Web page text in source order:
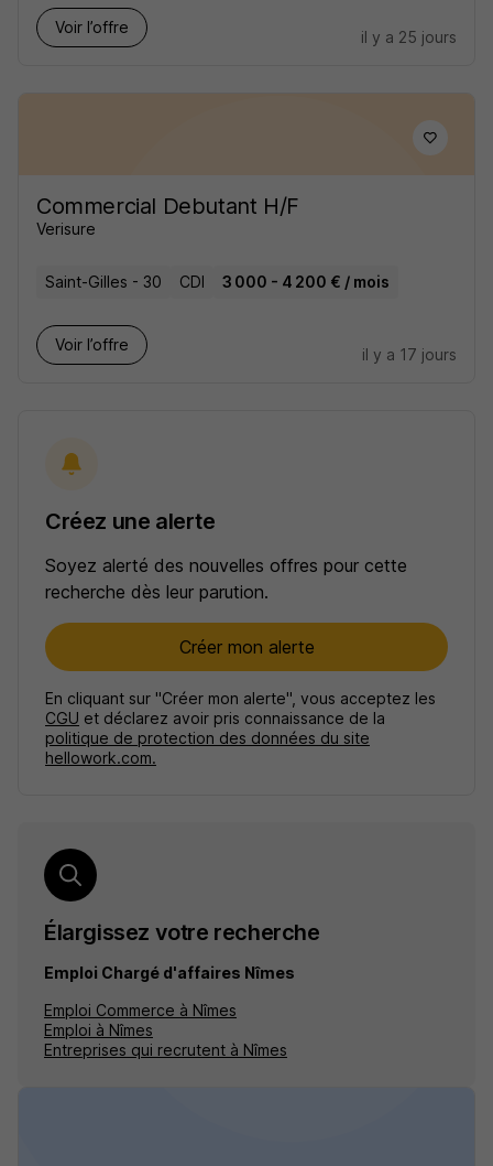
Voir l’offre
il y a 25 jours
Commercial Debutant H/F
Verisure
Saint-Gilles - 30 CDI 3 000 - 4 200 € / mois
Voir l’offre
il y a 17 jours
Créez une alerte
Soyez alerté des nouvelles offres pour cette
recherche dès leur parution.
Créer mon alerte
En cliquant sur "Créer mon alerte", vous acceptez les
CGU et déclarez avoir pris connaissance de la
politique de protection des données du site
hellowork.com.
Élargissez votre recherche
Emploi Chargé d'affaires Nîmes
Emploi Commerce à Nîmes
Emploi à Nîmes
Entreprises qui recrutent à Nîmes